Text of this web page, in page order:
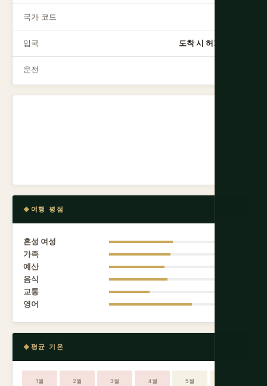
국가 코드
입국 도착 시 허가, 90일
운전
여행 평점
혼성 여성
가족
예산
음식
교통
영어
평균 기온
1월 2월 3월 4월 5월